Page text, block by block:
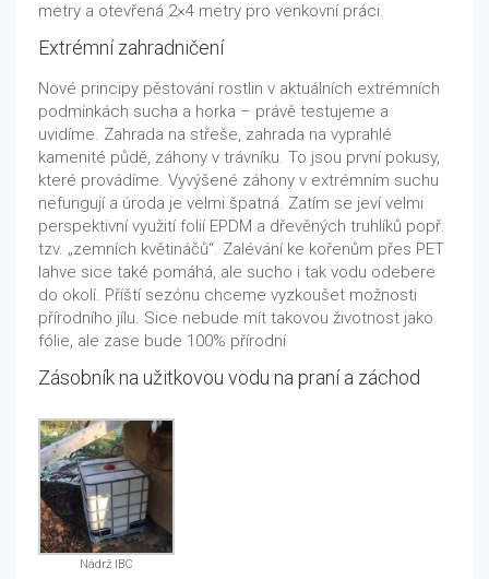
metry a otevřená 2×4 metry pro venkovní práci.
Extrémní zahradničení
Nové principy pěstování rostlin v aktuálních extrémních
podmínkách sucha a horka – právě testujeme a
uvidíme. Zahrada na střeše, zahrada na vyprahlé
kamenité půdě, záhony v trávníku. To jsou první pokusy,
které provádíme. Vyvýšené záhony v extrémním suchu
nefungují a úroda je velmi špatná. Zatím se jeví velmi
perspektivní využití folií EPDM a dřevěných truhlíků popř.
tzv. „zemních květináčů“. Zalévání ke kořenům přes PET
lahve sice také pomáhá, ale sucho i tak vodu odebere
do okolí. Příští sezónu chceme vyzkoušet možnosti
přírodního jílu. Sice nebude mít takovou životnost jako
fólie, ale zase bude 100% přírodní
Zásobník na užitkovou vodu na praní a záchod
Nádrž IBC